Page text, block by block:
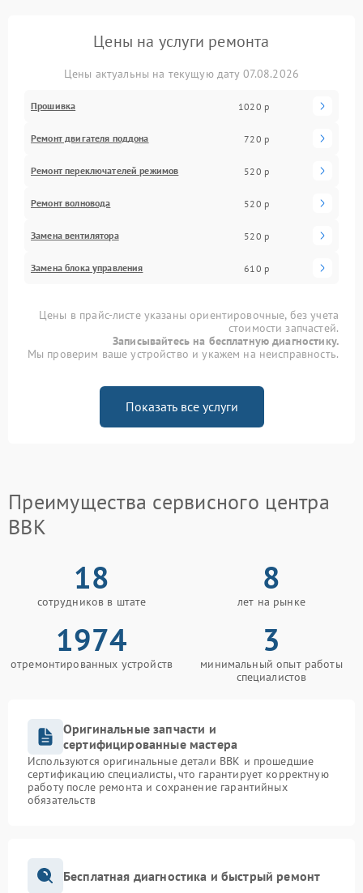
Цены на услуги ремонта
Цены актуальны на текущую дату 07.08.2026
Прошивка 1020 р
Ремонт двигателя поддона 720 р
Ремонт переключателей режимов 520 р
Ремонт волновода 520 р
Замена вентилятора 520 р
Замена блока управления 610 р
Цены в прайс-листе указаны ориентировочные, без учета
стоимости запчастей.
Записывайтесь на бесплатную диагностику.
Мы проверим ваше устройство и укажем на неисправность.
Показать все услуги
Преимущества сервисного центра
BBK
18
сотрудников в штате
8
лет на рынке
1974
отремонтированных устройств
3
минимальный опыт работы
специалистов
Оригинальные запчасти и
сертифицированные мастера
Используются оригинальные детали BBK и прошедшие
сертификацию специалисты, что гарантирует корректную
работу после ремонта и сохранение гарантийных
обязательств
Бесплатная диагностика и быстрый ремонт